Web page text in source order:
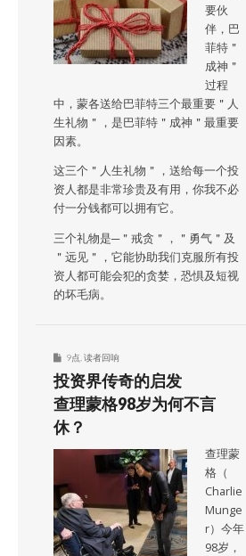
要伙
伴，巴
菲特＂
成神＂
过程
中，蒙各送给巴菲特三个最重要＂人
生礼物＂，是巴菲特＂成神＂最重要
因素。
这三个＂人生礼物＂，送给每一个投
资人都是非常珍贵及有用，你我不必
付一分钱都可以拥有它。
三个礼物是─＂戒贪＂，＂勇气＂及
＂远见＂，它能协助我们克服所有投
资人都可能会犯的贪婪，恐惧及短视
的坏毛病。
9点 读者回响
投资界传奇的启发
查理蒙格98岁为何不言
休？
查理蒙
格（
Charlie
Munge
r）今年
98岁，